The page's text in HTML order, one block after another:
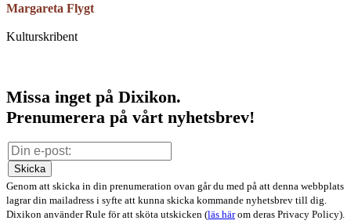
Margareta Flygt
Kulturskribent
Missa inget på Dixikon.
Prenumerera på vårt nyhetsbrev!
Skicka
Genom att skicka in din prenumeration ovan går du med på att denna webbplats
lagrar din mailadress i syfte att kunna skicka kommande nyhetsbrev till dig.
Dixikon använder Rule för att sköta utskicken (läs härom deras Privacy Policy).